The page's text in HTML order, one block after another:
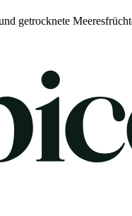
getrocknete